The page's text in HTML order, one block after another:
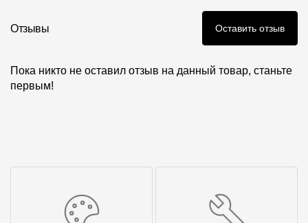
Отзывы Оставить отзыв
Пока никто не оставил отзыв на данный товар, станьте
первым!